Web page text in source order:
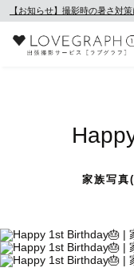
【お知らせ】撮影時の暑さ対
家族写真